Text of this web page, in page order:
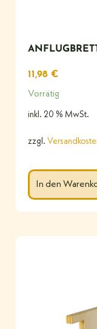
11,98 €
Vorrätig
inkl. 20 % MwSt.
zzgl.
In den